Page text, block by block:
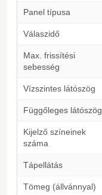
Panel típusa
Válaszidő
Max. frissítési
sebesség
Vízszintes látószög
Függőleges látószög
Kijelző színeinek
száma
Tápellátás
Tömeg (állvánnyal)